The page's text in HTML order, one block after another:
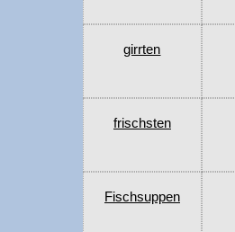
girrten
frischsten
Fischsuppen